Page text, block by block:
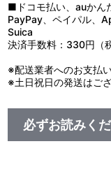
■ドコモ払い、auかん
PayPay、ペイパル、
Suica
決済手数料：330円（
※配送業者へのお支払
※土日祝日の発送はご
必ずお読みく